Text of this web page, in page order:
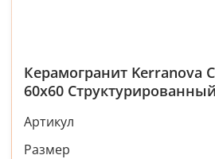
Керамогранит Kerranova
60x60 Структурированный
Артикул
Размер